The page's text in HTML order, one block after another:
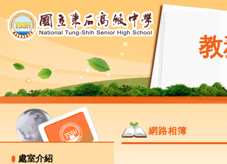
處室介紹
網路相簿